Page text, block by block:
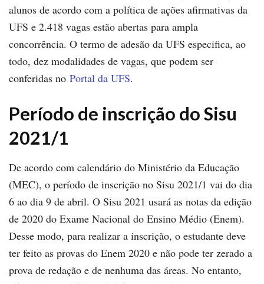
alunos de acordo com a política de ações afirmativas da
UFS e 2.418 vagas estão abertas para ampla
concorrência. O termo de adesão da UFS especifica, ao
todo, dez modalidades de vagas, que podem ser
conferidas no Portal da UFS.
Período de inscrição do Sisu
2021/1
De acordo com calendário do Ministério da Educação
(MEC), o período de inscrição no Sisu 2021/1 vai do dia
6 ao dia 9 de abril. O Sisu 2021 usará as notas da edição
de 2020 do Exame Nacional do Ensino Médio (Enem).
Desse modo, para realizar a inscrição, o estudante deve
ter feito as provas do Enem 2020 e não pode ter zerado a
prova de redação e de nenhuma das áreas. No entanto,